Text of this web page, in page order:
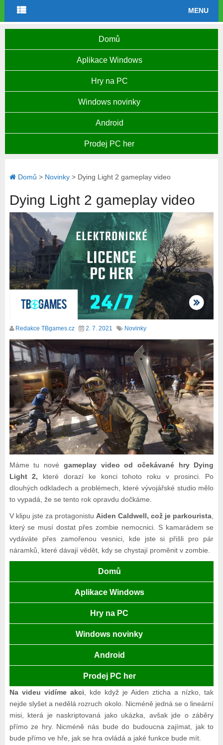
MENU
Domů
Aplikace Windows
Hry na PC
Windows novinky
Android
Prodej PC her
Domů > Novinky> Dying Light 2 gameplay video
Dying Light 2 gameplay video
Redakce TBgames.cz 2. 7. 2021 Novinky
Máme tu nové gameplay video od očekávané hry Dying
Light 2, které dorazí ke konci tohoto roku v prosinci. Po
dlouhých odkladech a problémech, které vývojářské studio mělo
to vypadá, že se tento rok opravdu dočkáme.
V klipu jste za protagonistu Aiden Caldwell, což je parkourista
který se musí dostat přes zombie nemocnici. S kamarádem se
vydáváte přes zamořenou vesnici, kde jste si přišli pro pár
náramků, které dávají vědět, kdy se chystají proměnit v zombie.
Domů
Aplikace Windows
Hry na PC
Windows novinky
Android
Prodej PC her
Na videu vidíme akci , kde když je Aiden zticha a nízko, tak
nejde slyšet a nedělá rozruch okolo. Nicméně jedná se o lineární
misi, která je naskriptovaná jako ukázka, avšak jde o záběry
přímo ze hry. Nicméně nás bude do budoucna zajímat, jak to
bude přímo ve hře, jak se hra ovládá a jaké funkce bude mít.